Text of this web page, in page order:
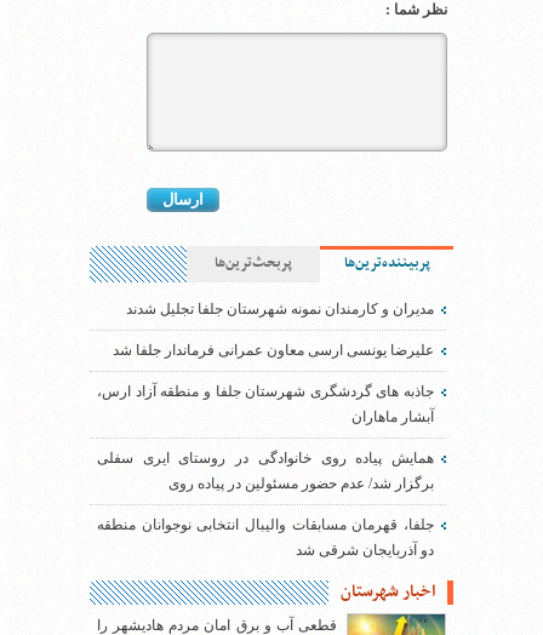
نظر شما :
پربیننده‌ترین‌ها پربحث‌ترین‌ها
مدیران و کارمندان نمونه شهرستان جلفا تجلیل شدند
علیرضا یونسی ارسی معاون عمرانی فرماندار جلفا شد
جاذبه های گردشگری شهرستان جلفا و منطقه آزاد ارس،
آبشار ماهاران
همایش پیاده روی خانوادگی در روستای ایری سفلی
برگزار شد/ عدم حضور مسئولین در پیاده روی
جلفا، قهرمان مسابقات والیبال انتخابی نوجوانان منطقه
دو آذربایجان شرقی شد
اخبار شهرستان
قطعی آب و برق امان مردم هادیشهر را